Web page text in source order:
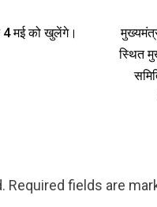
4 मई को खुलेंगे।
स्थित
Required fields are